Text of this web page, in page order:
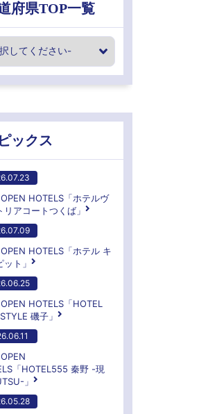
府県TOP一覧
ックス
HOTELS「ホテルヴ
リアコートつくば」
HOTELS「ホテル キ
ット」
HOTELS「HOTEL
磯子」
「HOTEL555 秦野 -現
」